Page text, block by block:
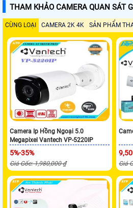
THAM KHẢO CAMERA QUAN SÁT
CÙNG LOẠI CAMERA 2K 4K SẢN PHẨM
Camera Ip Hồng Ngoại 5.0
Megapixel Vantech VP-5220IP
5%-35%
Giá Gốc: 1,980,000 ₫ Giá